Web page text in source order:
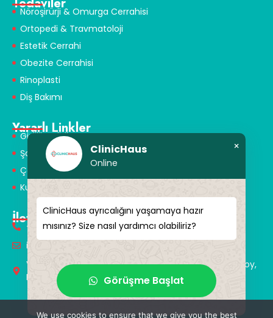
Nöroşirürji & Omurga Cerrahisi
Ortopedi & Travmatoloji
Estetik Cerrahi
Obezite Cerrahisi
Rinoplasti
Diş Bakımı
Yararlı Linkler
Gizlilik Politikası
Şartlar ve Koşullar
Çerez Politikası
Kullanım Koşulları
İletişim
+90 549 616 07 15
info@clinichaus.com
Vecihi Hürkuş St, Tayakadın Nghbd, No:11/3, Arnavutkoy,
Istanbul, Türkiye
ClinicHaus
Online
×
ClinicHaus ayrıcalığını yaşamaya hazır
mısınız? Size nasıl yardımcı olabiliriz?
Görüşme Başlat
We use cookies to ensure that we give you the best